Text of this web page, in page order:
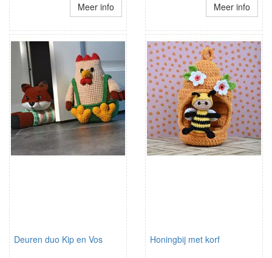
Meer info Meer info
Deuren duo Kip en Vos Honingbij met korf